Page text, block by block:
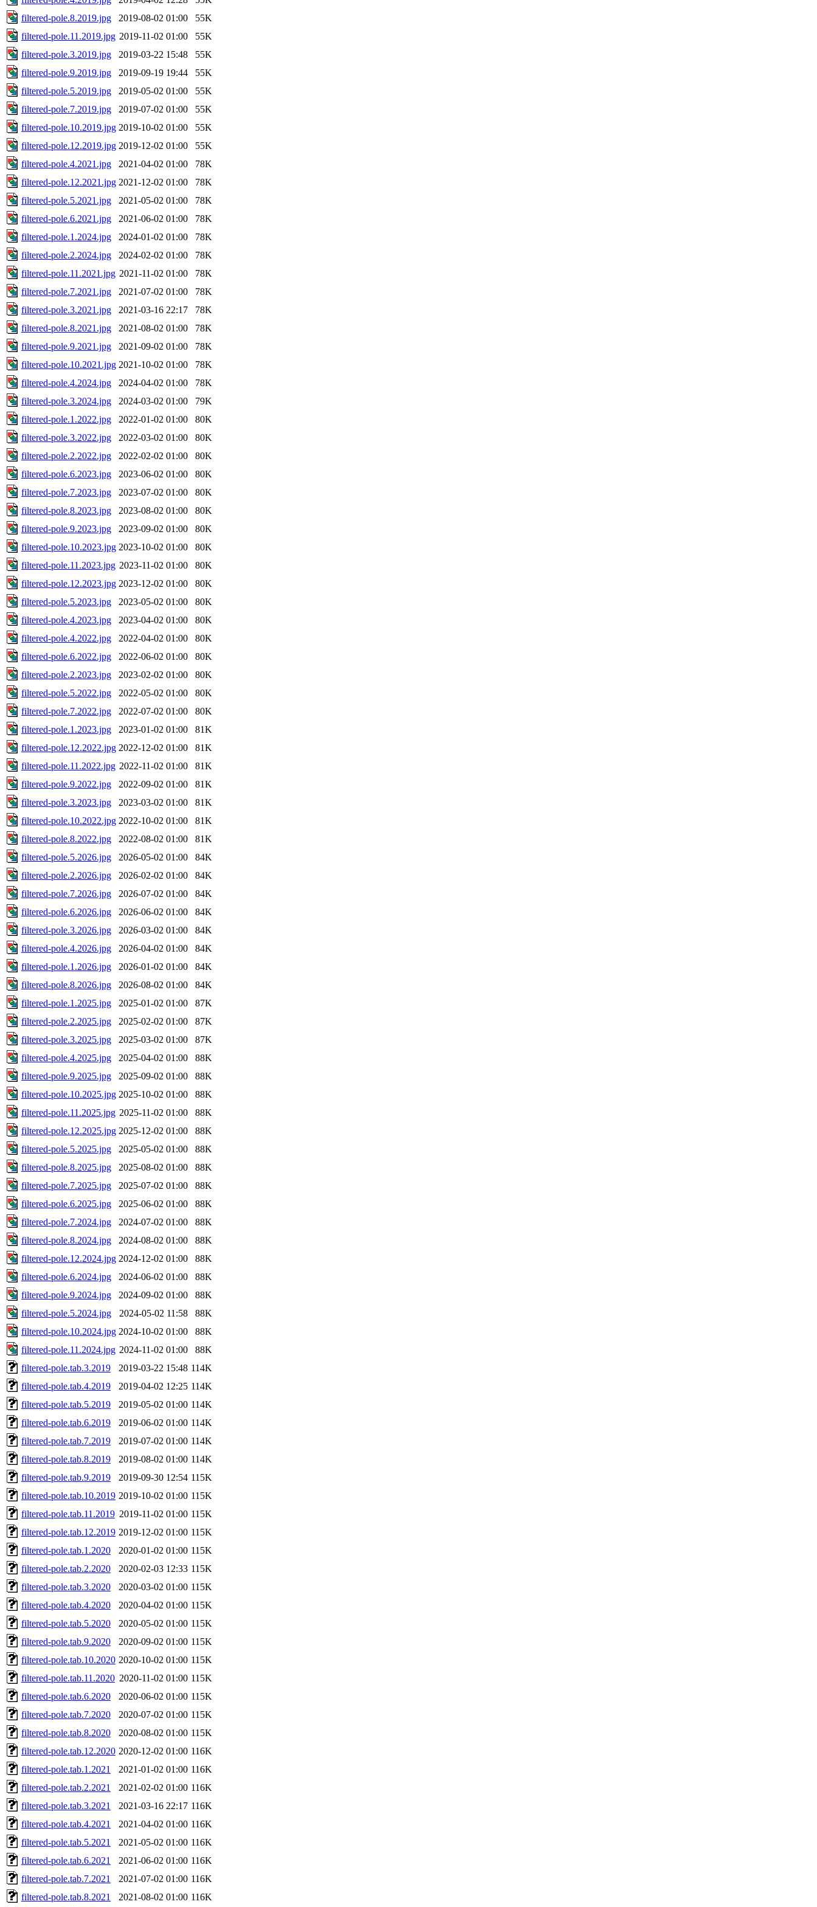
filtered-pole.8.2019.jpg
2019-08-02 01:00
55K
filtered-pole.11.2019.jpg 2019-11-02 01:00
55K
filtered-pole.3.2019.jpg
2019-03-22 15:48
55K
filtered-pole.9.2019.jpg
2019-09-19 19:44
55K
filtered-pole.5.2019.jpg
2019-05-02 01:00
55K
filtered-pole.7.2019.jpg
2019-07-02 01:00
55K
filtered-pole.10.2019.jpg 2019-10-02 01:00
55K
filtered-pole.12.2019.jpg 2019-12-02 01:00
55K
filtered-pole.4.2021.jpg
2021-04-02 01:00
78K
filtered-pole.12.2021.jpg 2021-12-02 01:00
78K
filtered-pole.5.2021.jpg
2021-05-02 01:00
78K
filtered-pole.6.2021.jpg
2021-06-02 01:00
78K
filtered-pole.1.2024.jpg
2024-01-02 01:00
78K
filtered-pole.2.2024.jpg
2024-02-02 01:00
78K
filtered-pole.11.2021.jpg 2021-11-02 01:00
78K
filtered-pole.7.2021.jpg
2021-07-02 01:00
78K
filtered-pole.3.2021.jpg
2021-03-16 22:17
78K
filtered-pole.8.2021.jpg
2021-08-02 01:00
78K
filtered-pole.9.2021.jpg
2021-09-02 01:00
78K
filtered-pole.10.2021.jpg 2021-10-02 01:00
78K
filtered-pole.4.2024.jpg
2024-04-02 01:00
78K
filtered-pole.3.2024.jpg
2024-03-02 01:00
79K
filtered-pole.1.2022.jpg
2022-01-02 01:00
80K
filtered-pole.3.2022.jpg
2022-03-02 01:00
80K
filtered-pole.2.2022.jpg
2022-02-02 01:00
80K
filtered-pole.6.2023.jpg
2023-06-02 01:00
80K
filtered-pole.7.2023.jpg
2023-07-02 01:00
80K
filtered-pole.8.2023.jpg
2023-08-02 01:00
80K
filtered-pole.9.2023.jpg
2023-09-02 01:00
80K
filtered-pole.10.2023.jpg 2023-10-02 01:00
80K
filtered-pole.11.2023.jpg 2023-11-02 01:00
80K
filtered-pole.12.2023.jpg 2023-12-02 01:00
80K
filtered-pole.5.2023.jpg
2023-05-02 01:00
80K
filtered-pole.4.2023.jpg
2023-04-02 01:00
80K
filtered-pole.4.2022.jpg
2022-04-02 01:00
80K
filtered-pole.6.2022.jpg
2022-06-02 01:00
80K
filtered-pole.2.2023.jpg
2023-02-02 01:00
80K
filtered-pole.5.2022.jpg
2022-05-02 01:00
80K
filtered-pole.7.2022.jpg
2022-07-02 01:00
80K
filtered-pole.1.2023.jpg
2023-01-02 01:00
81K
filtered-pole.12.2022.jpg 2022-12-02 01:00
81K
filtered-pole.11.2022.jpg 2022-11-02 01:00
81K
filtered-pole.9.2022.jpg
2022-09-02 01:00
81K
filtered-pole.3.2023.jpg
2023-03-02 01:00
81K
filtered-pole.10.2022.jpg 2022-10-02 01:00
81K
filtered-pole.8.2022.jpg
2022-08-02 01:00
81K
filtered-pole.5.2026.jpg
2026-05-02 01:00
84K
filtered-pole.2.2026.jpg
2026-02-02 01:00
84K
filtered-pole.7.2026.jpg
2026-07-02 01:00
84K
filtered-pole.6.2026.jpg
2026-06-02 01:00
84K
filtered-pole.3.2026.jpg
2026-03-02 01:00
84K
filtered-pole.4.2026.jpg
2026-04-02 01:00
84K
filtered-pole.1.2026.jpg
2026-01-02 01:00
84K
filtered-pole.8.2026.jpg
2026-08-02 01:00
84K
filtered-pole.1.2025.jpg
2025-01-02 01:00
87K
filtered-pole.2.2025.jpg
2025-02-02 01:00
87K
filtered-pole.3.2025.jpg
2025-03-02 01:00
87K
filtered-pole.4.2025.jpg
2025-04-02 01:00
88K
filtered-pole.9.2025.jpg
2025-09-02 01:00
88K
filtered-pole.10.2025.jpg 2025-10-02 01:00
88K
filtered-pole.11.2025.jpg 2025-11-02 01:00
88K
filtered-pole.12.2025.jpg 2025-12-02 01:00
88K
filtered-pole.5.2025.jpg
2025-05-02 01:00
88K
filtered-pole.8.2025.jpg
2025-08-02 01:00
88K
filtered-pole.7.2025.jpg
2025-07-02 01:00
88K
filtered-pole.6.2025.jpg
2025-06-02 01:00
88K
filtered-pole.7.2024.jpg
2024-07-02 01:00
88K
filtered-pole.8.2024.jpg
2024-08-02 01:00
88K
filtered-pole.12.2024.jpg 2024-12-02 01:00
88K
filtered-pole.6.2024.jpg
2024-06-02 01:00
88K
filtered-pole.9.2024.jpg
2024-09-02 01:00
88K
filtered-pole.5.2024.jpg
2024-05-02 11:58
88K
filtered-pole.10.2024.jpg 2024-10-02 01:00
88K
filtered-pole.11.2024.jpg 2024-11-02 01:00
88K
filtered-pole.tab.3.2019
2019-03-22 15:48 114K
filtered-pole.tab.4.2019
2019-04-02 12:25 114K
filtered-pole.tab.5.2019
2019-05-02 01:00 114K
filtered-pole.tab.6.2019
2019-06-02 01:00 114K
filtered-pole.tab.7.2019
2019-07-02 01:00 114K
filtered-pole.tab.8.2019
2019-08-02 01:00 114K
filtered-pole.tab.9.2019
2019-09-30 12:54 115K
filtered-pole.tab.10.2019 2019-10-02 01:00 115K
filtered-pole.tab.11.2019 2019-11-02 01:00 115K
filtered-pole.tab.12.2019 2019-12-02 01:00 115K
filtered-pole.tab.1.2020
2020-01-02 01:00 115K
filtered-pole.tab.2.2020
2020-02-03 12:33 115K
filtered-pole.tab.3.2020
2020-03-02 01:00 115K
filtered-pole.tab.4.2020
2020-04-02 01:00 115K
filtered-pole.tab.5.2020
2020-05-02 01:00 115K
filtered-pole.tab.9.2020
2020-09-02 01:00 115K
filtered-pole.tab.10.2020 2020-10-02 01:00 115K
filtered-pole.tab.11.2020 2020-11-02 01:00 115K
filtered-pole.tab.6.2020
2020-06-02 01:00 115K
filtered-pole.tab.7.2020
2020-07-02 01:00 115K
filtered-pole.tab.8.2020
2020-08-02 01:00 115K
filtered-pole.tab.12.2020 2020-12-02 01:00 116K
filtered-pole.tab.1.2021
2021-01-02 01:00 116K
filtered-pole.tab.2.2021
2021-02-02 01:00 116K
filtered-pole.tab.3.2021
2021-03-16 22:17 116K
filtered-pole.tab.4.2021
2021-04-02 01:00 116K
filtered-pole.tab.5.2021
2021-05-02 01:00 116K
filtered-pole.tab.6.2021
2021-06-02 01:00 116K
filtered-pole.tab.7.2021
2021-07-02 01:00 116K
filtered-pole.tab.8.2021
2021-08-02 01:00 116K